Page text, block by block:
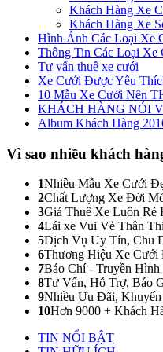
Khách Hàng Xe
Khách Hàng Xe
Hình Ảnh Các Loại Xe
Thông Tin Các Loại Xe
Tư vấn thuê xe cưới
Xe Cưới Được Yêu
10 Mẫu Xe Cưới Nên
KHÁCH HÀNG NÓI
Album Khách Hàng
Vì sao nhiều khách
1Nhiều Mẫu Xe Cưới
2Chất Lượng Xe Đời
3Giá Thuê Xe Luôn Rẻ
4Lái xe Vui Vẻ Thân
5Dịch Vụ Uy Tín, Chu
6Thương Hiệu Xe
7Báo Chí - Truyền
8Tư Vấn, Hỗ Trợ, Báo
9Nhiều Ưu Đãi,
10Hơn 9000 + Khách
TIN NỔI BẬT